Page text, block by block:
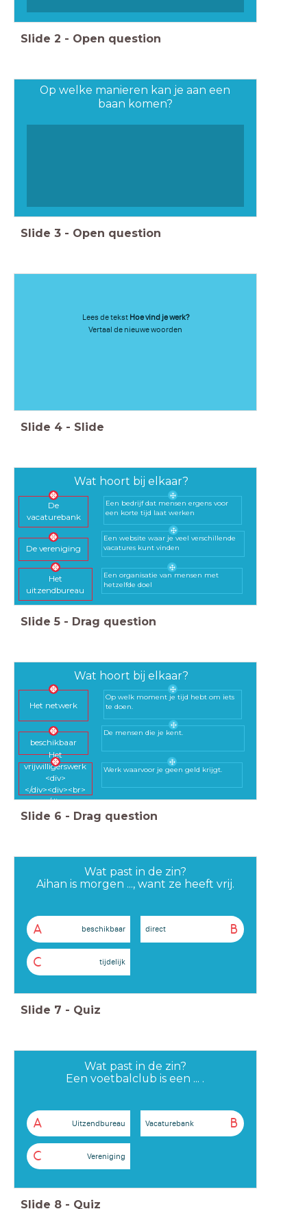
Slide 2 - Open question
Op welke manieren kan je aan een
baan komen?
Slide 3 - Open question
Lees de tekst Hoe vind je werk?
Vertaal de nieuwe woorden
Slide 4 - Slide
Wat hoort bij elkaar?
De
vacaturebank
De vereniging
Het
uitzendbureau
Een bedrijf dat mensen ergens voor
een korte tijd laat werken
Een website waar je veel verschillende
vacatures kunt vinden
Een organisatie van mensen met
hetzelfde doel
Slide 5 - Drag question
Wat hoort bij elkaar?
Het netwerk
beschikbaar
Het
vrijwilligerswerk
<div>
</div><div><br>
</div>
Op welk moment je tijd hebt om iets
te doen.
De mensen die je kent.
Werk waarvoor je geen geld krijgt.
Slide 6 - Drag question
Wat past in de zin?
Aihan is morgen ..., want ze heeft vrij.
A beschikbaar B
direct
C tijdelijk
Slide 7 - Quiz
Wat past in de zin?
Een voetbalclub is een ... .
A Uitzendbureau B
Vacaturebank
C Vereniging
Slide 8 - Quiz